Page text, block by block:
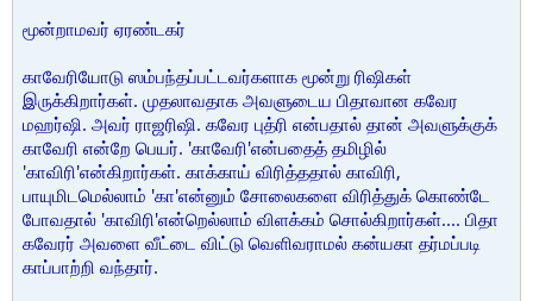
மூன்றாமவர் ஏரண்டகர்
காவேரியோடு ஸம்பந்தப்பட்டவர்களாக மூன்று ரிஷிகள்
இருக்கிறார்கள். முதலாவதாக அவளுடைய பிதாவான கவேர
மஹர்ஷி. அவர் ராஜரிஷி. கவேர புத்ரி என்பதால் தான் அவளுக்குக்
காவேரி என்றே பெயர். 'காவேரி'என்பதைத் தமிழில்
'காவிரி'என்கிறார்கள். காக்காய் விரித்ததால் காவிரி,
பாயுமிடமெல்லாம் 'கா'என்னும் சோலைகளை விரித்துக் கொண்டே
போவதால் 'காவிரி'என்றெல்லாம் விளக்கம் சொல்கிறார்கள்.... பிதா
கவேரர் அவளை வீட்டை விட்டு வெளிவராமல் கன்யகா தர்மப்படி
காப்பாற்றி வந்தார்.